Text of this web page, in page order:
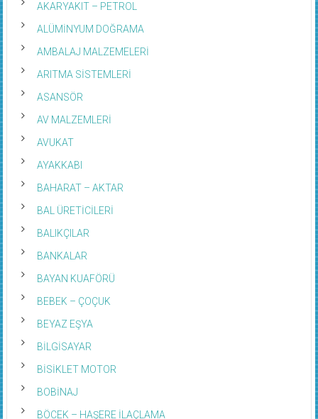
AKARYAKIT – PETROL
ALÜMİNYUM DOĞRAMA
AMBALAJ MALZEMELERİ
ARITMA SİSTEMLERİ
ASANSÖR
AV MALZEMLERİ
AVUKAT
AYAKKABI
BAHARAT – AKTAR
BAL ÜRETİCİLERİ
BALIKÇILAR
BANKALAR
BAYAN KUAFÖRÜ
BEBEK – ÇOÇUK
BEYAZ EŞYA
BİLGİSAYAR
BİSİKLET MOTOR
BOBİNAJ
BÖCEK – HAŞERE İLAÇLAMA